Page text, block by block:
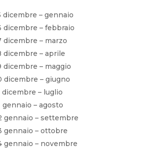
dicembre – gennaio
dicembre – febbraio
dicembre – marzo
dicembre – aprile
dicembre – maggio
dicembre – giugno
dicembre – luglio
gennaio – agosto
gennaio – settembre
gennaio – ottobre
gennaio – novembre